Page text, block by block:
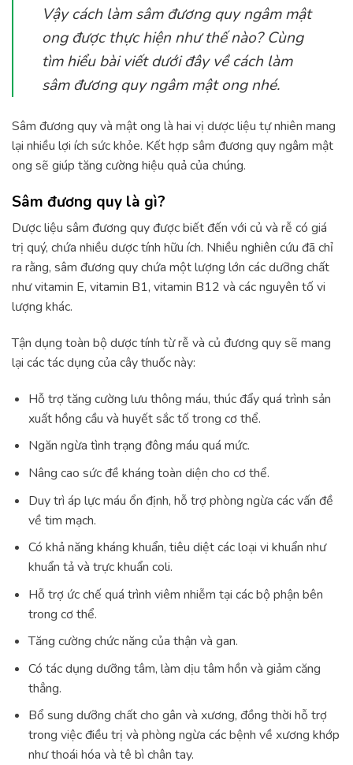
Vậy cách làm sâm đương quy ngâm mật
ong được thực hiện như thế nào? Cùng
tìm hiểu bài viết dưới đây về cách làm
sâm đương quy ngâm mật ong nhé.
Sâm đương quy và mật ong là hai vị dược liệu tự nhiên mang
lại nhiều lợi ích sức khỏe. Kết hợp sâm đương quy ngâm mật
ong sẽ giúp tăng cường hiệu quả của chúng.
Sâm đương quy là gì?
Dược liệu sâm đương quy được biết đến với củ và rễ có giá
trị quý, chứa nhiều dược tính hữu ích. Nhiều nghiên cứu đã chỉ
ra rằng, sâm đương quy chứa một lượng lớn các dưỡng chất
như vitamin E, vitamin B1, vitamin B12 và các nguyên tố vi
lượng khác.
Tận dụng toàn bộ dược tính từ rễ và củ đương quy sẽ mang
lại các tác dụng của cây thuốc này:
Hỗ trợ tăng cường lưu thông máu, thúc đẩy quá trình sản
xuất hồng cầu và huyết sắc tố trong cơ thể.
Ngăn ngừa tình trạng đông máu quá mức.
Nâng cao sức đề kháng toàn diện cho cơ thể.
Duy trì áp lực máu ổn định, hỗ trợ phòng ngừa các vấn đề
về tim mạch.
Có khả năng kháng khuẩn, tiêu diệt các loại vi khuẩn như
khuẩn tả và trực khuẩn coli.
Hỗ trợ ức chế quá trình viêm nhiễm tại các bộ phận bên
trong cơ thể.
Tăng cường chức năng của thận và gan.
Có tác dụng dưỡng tâm, làm dịu tâm hồn và giảm căng
thẳng.
Bổ sung dưỡng chất cho gân và xương, đồng thời hỗ trợ
trong việc điều trị và phòng ngừa các bệnh về xương khớp
như thoái hóa và tê bì chân tay.